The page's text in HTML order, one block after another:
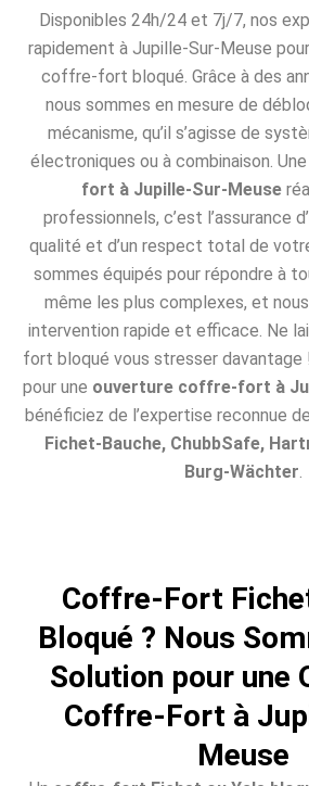
Disponibles 24h/24 et 7j/7, nos
rapidement à Jupille-Sur-Meuse
coffre-fort bloqué. Grâce à des
nous sommes en mesure de
mécanisme, qu’il s’agisse de
électroniques ou à combinaison. Une
fort à Jupille-Sur-Meuse
professionnels, c’est l’assurance
qualité et d’un respect total de
sommes équipés pour répondre à
même les plus complexes, et
intervention rapide et efficace. Ne
fort bloqué vous stresser davantage
pour une ouverture coffre-fort à
bénéficiez de l’expertise reconnue
Fichet-Bauche, ChubbSafe,
Burg-Wächter.
Coffre-Fort
Bloqué ? Nous
Solution pour une
Coffre-Fort à
Meuse